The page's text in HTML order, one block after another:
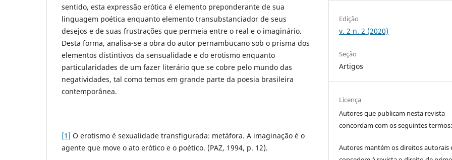
sentido, esta expressão erótica é elemento preponderante de sua
linguagem poética enquanto elemento transubstanciador de seus
desejos e de suas frustrações que permeia entre o real e o imaginário.
Desta forma, analisa-se a obra do autor pernambucano sob o prisma dos
elementos distintivos da sensualidade e do erotismo enquanto
particularidades de um fazer literário que se cobre pelo mundo das
negatividades, tal como temos em grande parte da poesia brasileira
contemporânea.
[1] O erotismo é sexualidade transfigurada: metáfora. A imaginação é o
agente que move o ato erótico e o poético. (PAZ, 1994, p. 12).
Edição
v. 2 n. 2 (2020)
Seção
Artigos
Licença
Autores que publicam nesta revista
concordam com os seguintes termos:
Autores mantém os direitos autorais